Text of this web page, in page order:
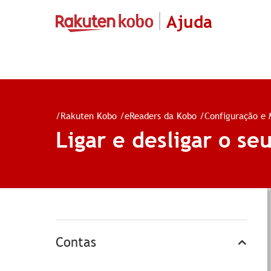
Ajuda
/Rakuten Kobo /eReaders da Kobo /Configuração e
Ligar e desligar o
Contas